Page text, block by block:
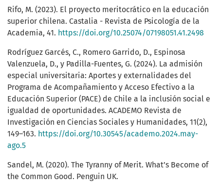
Rifo, M. (2023). El proyecto meritocrático en la educación
superior chilena. Castalia - Revista de Psicología de la
Academia, 41. https://doi.org/10.25074/07198051.41.2498
Rodríguez Garcés, C., Romero Garrido, D., Espinosa
Valenzuela, D., y Padilla-Fuentes, G. (2024). La admisión
especial universitaria: Aportes y externalidades del
Programa de Acompañamiento y Acceso Efectivo a la
Educación Superior (PACE) de Chile a la inclusión social e
igualdad de oportunidades. ACADEMO Revista de
Investigación en Ciencias Sociales y Humanidades, 11(2),
149–163. https://doi.org/10.30545/academo.2024.may-
ago.5
Sandel, M. (2020). The Tyranny of Merit. What’s Become of
the Common Good. Penguin UK.